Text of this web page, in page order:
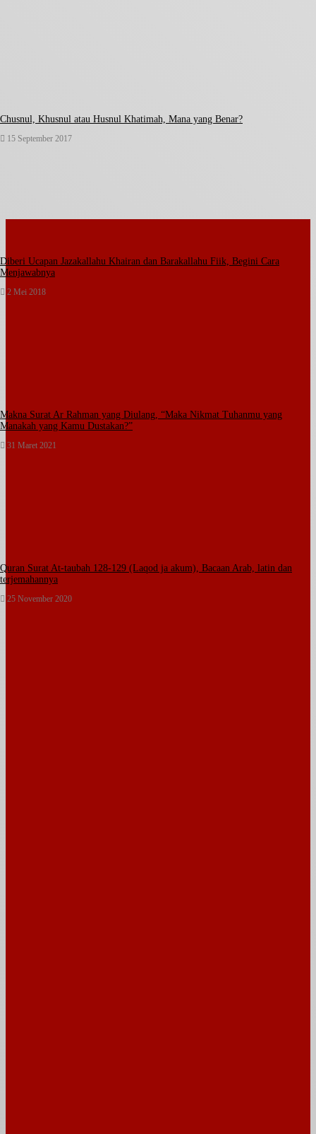
Chusnul, Khusnul atau Husnul Khatimah, Mana yang Benar?
15 September 2017
Diberi Ucapan Jazakallahu Khairan dan Barakallahu Fiik, Begini Cara
Menjawabnya
2 Mei 2018
Makna Surat Ar Rahman yang Diulang, “Maka Nikmat Tuhanmu yang
Manakah yang Kamu Dustakan?”
31 Maret 2021
Quran Surat At-taubah 128-129 (Laqod ja akum), Bacaan Arab, latin dan
terjemahannya
25 November 2020